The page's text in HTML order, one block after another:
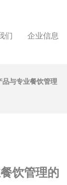
们 企业信息
与专业餐饮管理
饮管理的